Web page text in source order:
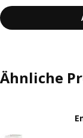
Ähnliche